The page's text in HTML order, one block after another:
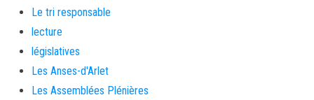
Le tri responsable
lecture
législatives
Les Anses-d'Arlet
Les Assemblées Plénières